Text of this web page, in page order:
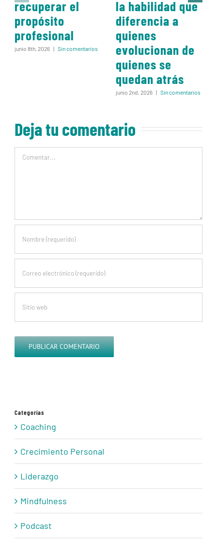
recuperar el
propósito
profesional
junio 8th, 2026 | Sin comentarios
la habilidad que
diferencia a
quienes
evolucionan de
quienes se
quedan atrás
junio 2nd, 2026 | Sin comentarios
Deja tu comentario
Comentar
Categorías
Coaching
Crecimiento Personal
Liderazgo
Mindfulness
Podcast